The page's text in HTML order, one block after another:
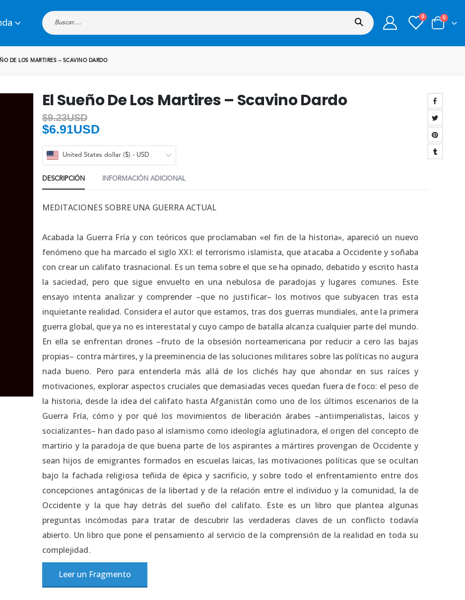
0 0
DE LOS MARTIRES – SCAVINO DARDO
El Sueño De Los Martires – Scavino Dardo
$9.23USD
$6.91USD
United States dollar ($) - USD
DESCRIPCIÓN INFORMACIÓN ADICIONAL
MEDITACIONES SOBRE UNA GUERRA ACTUAL
Acabada la Guerra Fría y con teóricos que proclamaban «el fin de la historia», apareció un nuevo
fenómeno que ha marcado el siglo XXI: el terrorismo islamista, que atacaba a Occidente y soñaba
con crear un califato trasnacional. Es un tema sobre el que se ha opinado, debatido y escrito hasta
la saciedad, pero que sigue envuelto en una nebulosa de paradojas y lugares comunes. Este
ensayo intenta analizar y comprender –que no justificar– los motivos que subyacen tras esta
inquietante realidad. Considera el autor que estamos, tras dos guerras mundiales, ante la primera
guerra global, que ya no es interestatal y cuyo campo de batalla alcanza cualquier parte del mundo.
En ella se enfrentan drones –fruto de la obsesión norteamericana por reducir a cero las bajas
propias– contra mártires, y la preeminencia de las soluciones militares sobre las políticas no augura
nada bueno. Pero para entenderla más allá de los clichés hay que ahondar en sus raíces y
motivaciones, explorar aspectos cruciales que demasiadas veces quedan fuera de foco: el peso de
la historia, desde la idea del califato hasta Afganistán como uno de los últimos escenarios de la
Guerra Fría, cómo y por qué los movimientos de liberación árabes –antiimperialistas, laicos y
socializantes– han dado paso al islamismo como ideología aglutinadora, el origen del concepto de
martirio y la paradoja de que buena parte de los aspirantes a mártires provengan de Occidente y
sean hijos de emigrantes formados en escuelas laicas, las motivaciones políticas que se ocultan
bajo la fachada religiosa teñida de épica y sacrificio, y sobre todo el enfrentamiento entre dos
concepciones antagónicas de la libertad y de la relación entre el individuo y la comunidad, la de
Occidente y la que hay detrás del sueño del califato. Este es un libro que plantea algunas
preguntas incómodas para tratar de descubrir las verdaderas claves de un conflicto todavía
abierto. Un libro que pone el pensamiento al servicio de la comprensión de la realidad en toda su
complejidad.
Leer un Fragmento